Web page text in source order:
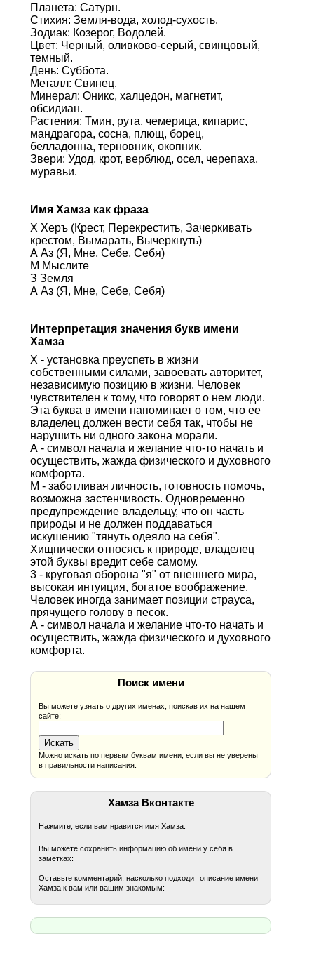
Планета: Сатурн.
Стихия: Земля-вода, холод-сухость.
Зодиак: Козерог, Водолей.
Цвет: Черный, оливково-серый, свинцовый,
темный.
День: Суббота.
Металл: Свинец.
Минерал: Оникс, халцедон, магнетит,
обсидиан.
Растения: Тмин, рута, чемерица, кипарис,
мандрагора, сосна, плющ, борец,
белладонна, терновник, окопник.
Звери: Удод, крот, верблюд, осел, черепаха,
муравьи.
Имя Хамза как фраза
Х Херъ (Крест, Перекрестить, Зачеркивать
крестом, Вымарать, Вычеркнуть)
А Аз (Я, Мне, Себе, Себя)
М Мыслите
З Земля
А Аз (Я, Мне, Себе, Себя)
Интерпретация значения букв имени
Хамза
Х - установка преуспеть в жизни
собственными силами, завоевать авторитет,
независимую позицию в жизни. Человек
чувствителен к тому, что говорят о нем люди.
Эта буква в имени напоминает о том, что ее
владелец должен вести себя так, чтобы не
нарушить ни одного закона морали.
А - символ начала и желание что-то начать и
осуществить, жажда физического и духовного
комфорта.
М - заботливая личность, готовность помочь,
возможна застенчивость. Одновременно
предупреждение владельцу, что он часть
природы и не должен поддаваться
искушению "тянуть одеяло на себя".
Хищнически относясь к природе, владелец
этой буквы вредит себе самому.
3 - круговая оборона "я" от внешнего мира,
высокая интуиция, богатое воображение.
Человек иногда занимает позиции страуса,
прячущего голову в песок.
А - символ начала и желание что-то начать и
осуществить, жажда физического и духовного
комфорта.
Поиск имени
Вы можете узнать о других именах, поискав их на нашем
сайте:
Можно искать по первым буквам имени, если вы не уверены
в правильности написания.
Хамза Вконтакте
Нажмите, если вам нравится имя Хамза:
Вы можете сохранить информацию об имени у себя в
заметках:
Оставьте комментарий, насколько подходит описание имени
Хамза к вам или вашим знакомым: